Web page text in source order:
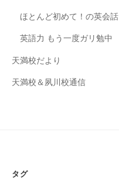
ほとんど初めて！の英会話
英語力 もう一度ガリ勉中
天満校だより
天満校＆夙川校通信
タグ